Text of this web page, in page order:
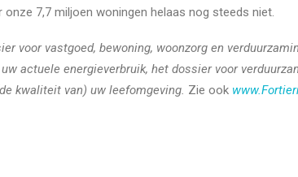
7,7 miljoen woningen helaas nog steeds niet.
voor vastgoed, bewoning, woonzorg en
actuele energieverbruik, het dossier voor
kwaliteit van) uw leefomgeving. Zie ook